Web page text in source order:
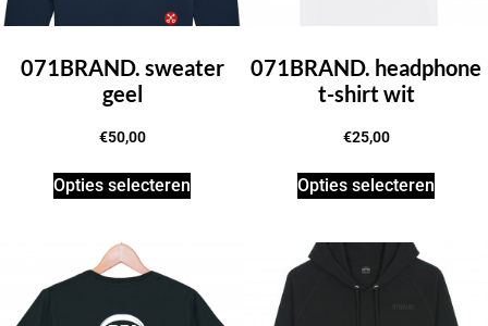
071BRAND. sweater
geel
€50,00
Opties selecteren
071BRAND. headphone
t-shirt wit
€25,00
Opties selecteren